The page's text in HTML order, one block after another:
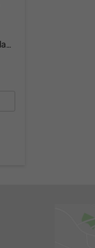
Stahl-Grau Metallic/Black-Pearl-